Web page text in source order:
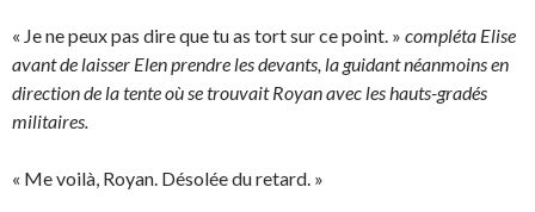
« Je ne peux pas dire que tu as tort sur ce point. » compléta Elise
avant de laisser Elen prendre les devants, la guidant néanmoins en
direction de la tente où se trouvait Royan avec les hauts-gradés
militaires.
« Me voilà, Royan. Désolée du retard. »